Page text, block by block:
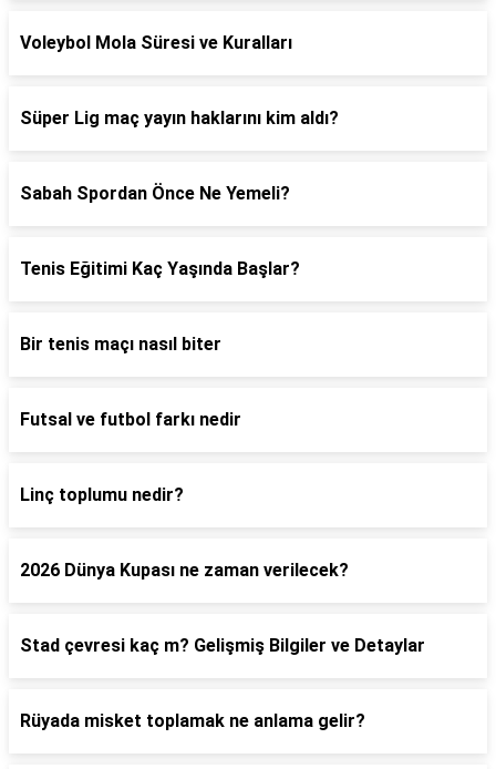
Voleybol Mola Süresi ve Kuralları
Süper Lig maç yayın haklarını kim aldı?
Sabah Spordan Önce Ne Yemeli?
Tenis Eğitimi Kaç Yaşında Başlar?
Bir tenis maçı nasıl biter
Futsal ve futbol farkı nedir
Linç toplumu nedir?
2026 Dünya Kupası ne zaman verilecek?
Stad çevresi kaç m? Gelişmiş Bilgiler ve Detaylar
Rüyada misket toplamak ne anlama gelir?